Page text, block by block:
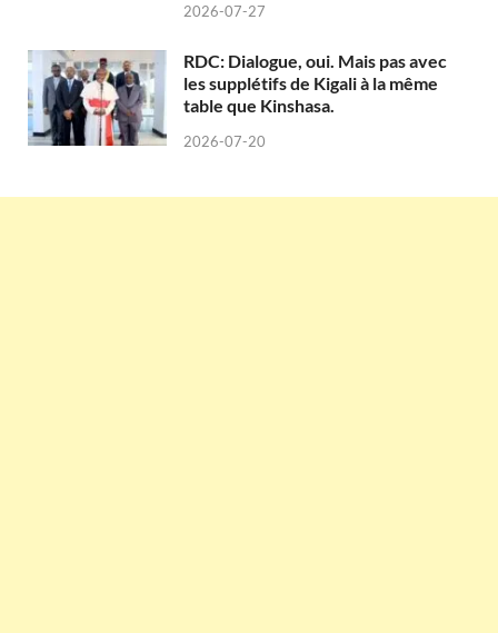
2026-07-27
RDC: Dialogue, oui. Mais pas avec
les supplétifs de Kigali à la même
table que Kinshasa.
2026-07-20